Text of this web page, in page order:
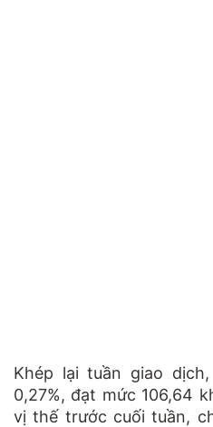
Khép lại tuần giao
0,27%, đạt mức 106,64
vị thế trước cuối tuần,